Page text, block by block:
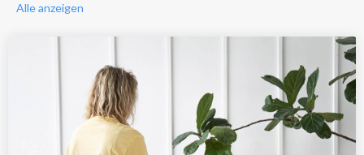
Alle anzeigen